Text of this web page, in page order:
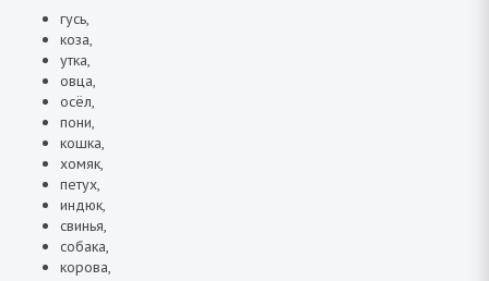
гусь,
коза,
утка,
овца,
осёл,
пони,
кошка,
хомяк,
петух,
индюк,
свинья,
собака,
корова,